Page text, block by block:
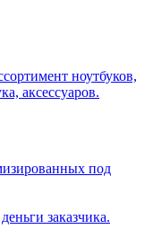
ноутбуков,
аксессуаров.
под
заказчика.